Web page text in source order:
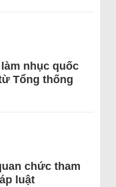
nhục quốc
Tổng thống
chức tham
luật